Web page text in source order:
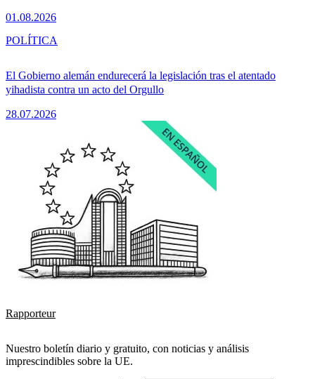
01.08.2026
El Gobierno alemán endurecerá la legislación tras el atentado
yihadista contra un acto del Orgullo
28.07.2026
POLÍTICA
Rapporteur
Nuestro boletín diario y gratuito, con noticias y análisis
imprescindibles sobre la UE.